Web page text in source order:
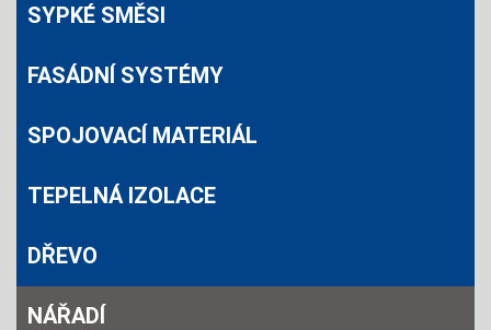
SYPKÉ SMĚSI
FASÁDNÍ SYSTÉMY
SPOJOVACÍ MATERIÁL
TEPELNÁ IZOLACE
DŘEVO
NÁŘADÍ